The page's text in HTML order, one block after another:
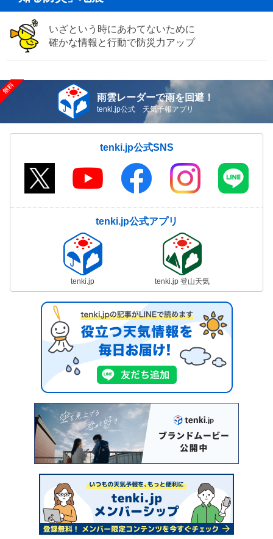
いざという時にあわてないために
確かな情報と行動で防災力アップ
雨雲レーダーで雨を回避！
tenki.jp公式 天気予報アプリ
tenki.jp公式SNS
tenki.jp公式アプリ
tenki.jp tenki.jp 登山天気